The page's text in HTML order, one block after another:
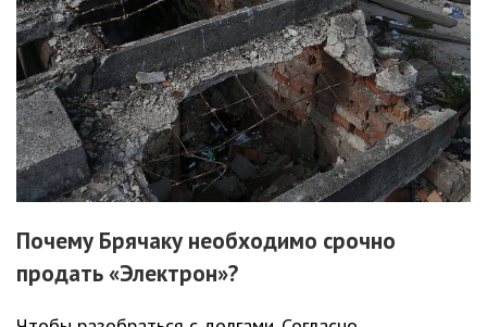
Почему Брячаку необходимо срочно
продать «Электрон»?